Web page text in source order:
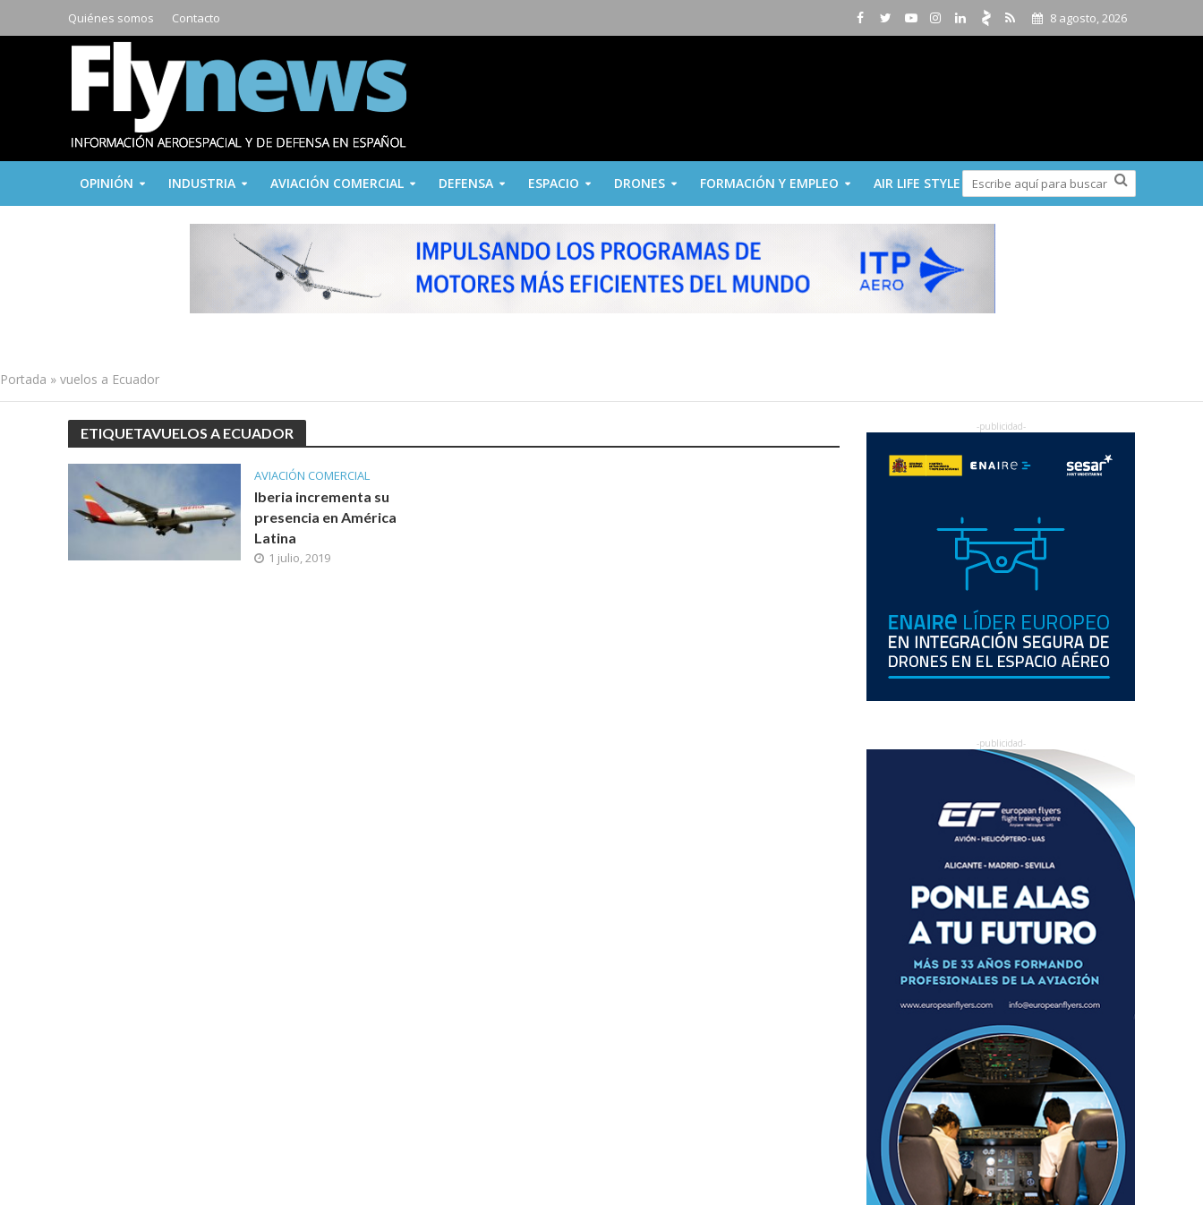
Quiénes somos Contacto 8 agosto, 2026
OPINIÓN INDUSTRIA AVIACIÓN COMERCIAL DEFENSA ESPACIO DRONES FORMACIÓN Y EMPLEO AIR LIFE STYLE
Portada » vuelos a Ecuador
ETIQUETAVUELOS A ECUADOR
AVIACIÓN COMERCIAL
Iberia incrementa su
presencia en América
Latina
1 julio, 2019